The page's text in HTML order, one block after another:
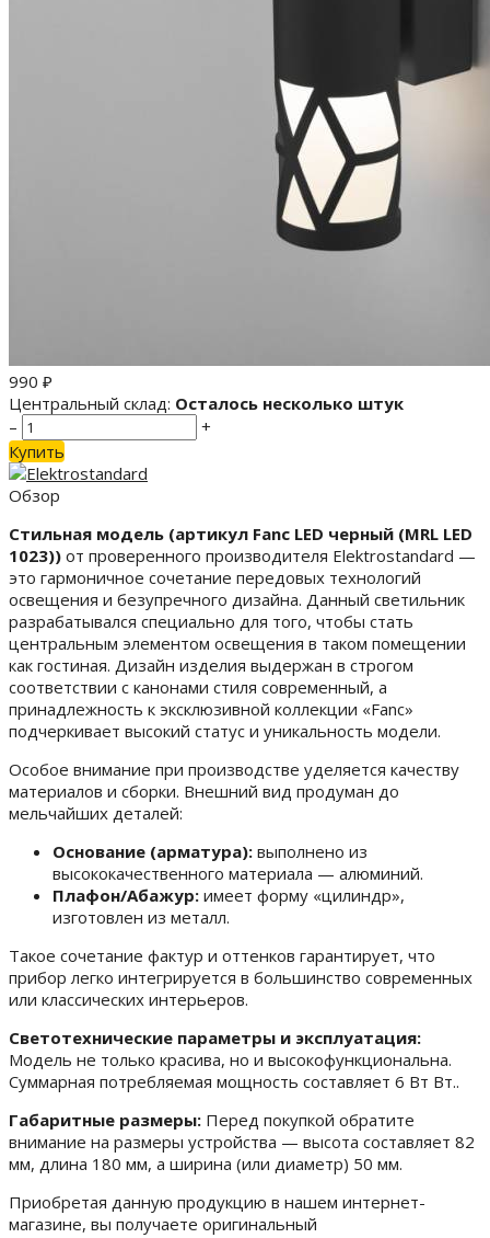
990 ₽
Центральный склад: Осталось несколько штук
–
+
Купить
Обзор
Стильная модель (артикул Fanc LED черный (MRL LED
1023)) от проверенного производителя Elektrostandard —
это гармоничное сочетание передовых технологий
освещения и безупречного дизайна. Данный светильник
разрабатывался специально для того, чтобы стать
центральным элементом освещения в таком помещении
как гостиная. Дизайн изделия выдержан в строгом
соответствии с канонами стиля современный, а
принадлежность к эксклюзивной коллекции «Fanc»
подчеркивает высокий статус и уникальность модели.
Особое внимание при производстве уделяется качеству
материалов и сборки. Внешний вид продуман до
мельчайших деталей:
Основание (арматура): выполнено из
высококачественного материала — алюминий.
Плафон/Абажур: имеет форму «цилиндр»,
изготовлен из металл.
Такое сочетание фактур и оттенков гарантирует, что
прибор легко интегрируется в большинство современных
или классических интерьеров.
Светотехнические параметры и эксплуатация:
Модель не только красива, но и высокофункциональна.
Суммарная потребляемая мощность составляет 6 Вт Вт..
Габаритные размеры: Перед покупкой обратите
внимание на размеры устройства — высота составляет 82
мм, длина 180 мм, а ширина (или диаметр) 50 мм.
Приобретая данную продукцию в нашем интернет-
магазине, вы получаете оригинальный